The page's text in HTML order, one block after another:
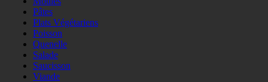
Pâtes
Plats Végétariens
Poisson
Quenelle
Salade
Saucisson
Viande